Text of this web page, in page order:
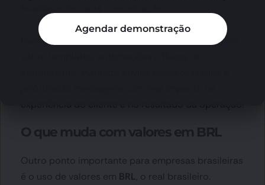
Para as empresas, a mudança exige mais controle
Outro ponto importante para empresas brasileiras
é o uso de valores em BRL , o real brasileiro.
Agendar demonstração